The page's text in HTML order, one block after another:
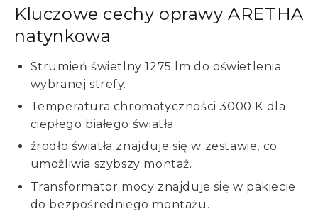
Kluczowe cechy oprawy ARETHA
natynkowa
Strumień świetlny 1275 lm do oświetlenia
wybranej strefy.
Temperatura chromatyczności 3000 K dla
ciepłego białego światła.
źrodło światła znajduje się w zestawie, co
umożliwia szybszy montaż.
Transformator mocy znajduje się w pakiecie
do bezpośredniego montażu.